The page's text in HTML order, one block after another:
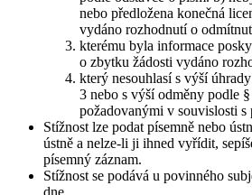
nebo předložena konečná
vydáno rozhodnutí o
kterému byla informace
o zbytku žádosti vydáno
který nesouhlasí s výší
3 nebo s výší odměny podle
požadovanými v souvislosti
Stížnost lze podat písemně nebo
ústně a nelze-li ji ihned vyřídit,
písemný záznam.
Stížnost se podává u povinného
dne